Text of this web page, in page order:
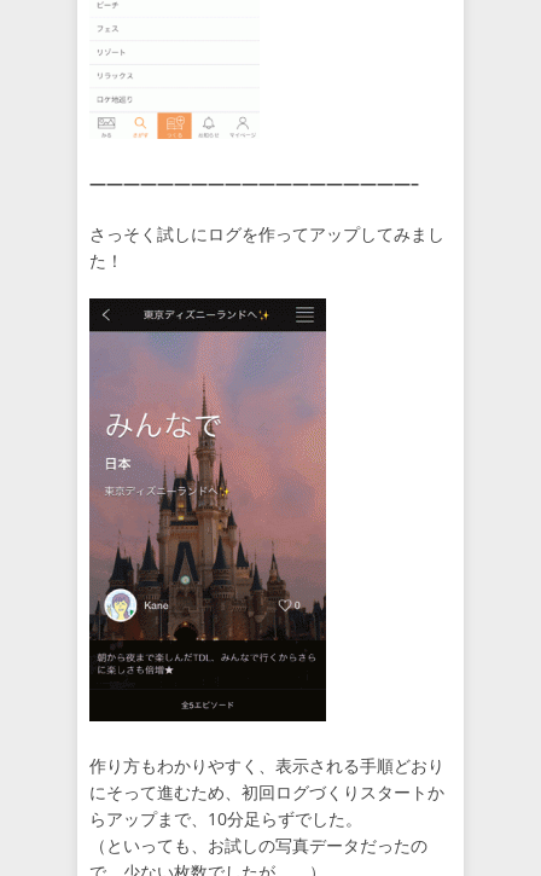
———————————————————–
さっそく試しにログを作ってアップしてみまし
た！
作り方もわかりやすく、表示される手順どおり
にそって進むため、初回ログづくりスタートか
らアップまで、10分足らずでした。
（といっても、お試しの写真データだったの